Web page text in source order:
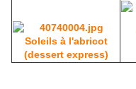
Soleils à l'abricot
(dessert express)